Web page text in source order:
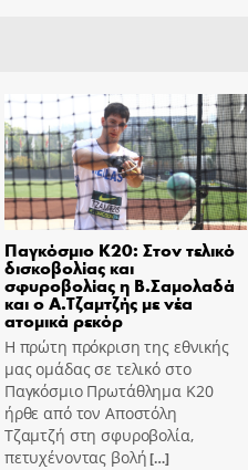
Παγκόσμιο Κ20: Στον τελικό
δισκοβολίας και
σφυροβολίας η Β.Σαμολαδά
και ο Α.Τζαμτζής με νέα
ατομικά ρεκόρ
Η πρώτη πρόκριση της εθνικής
μας ομάδας σε τελικό στο
Παγκόσμιο Πρωτάθλημα Κ20
ήρθε από τον Αποστόλη
Τζαμτζή στη σφυροβολία,
πετυχένοντας βολή[…]